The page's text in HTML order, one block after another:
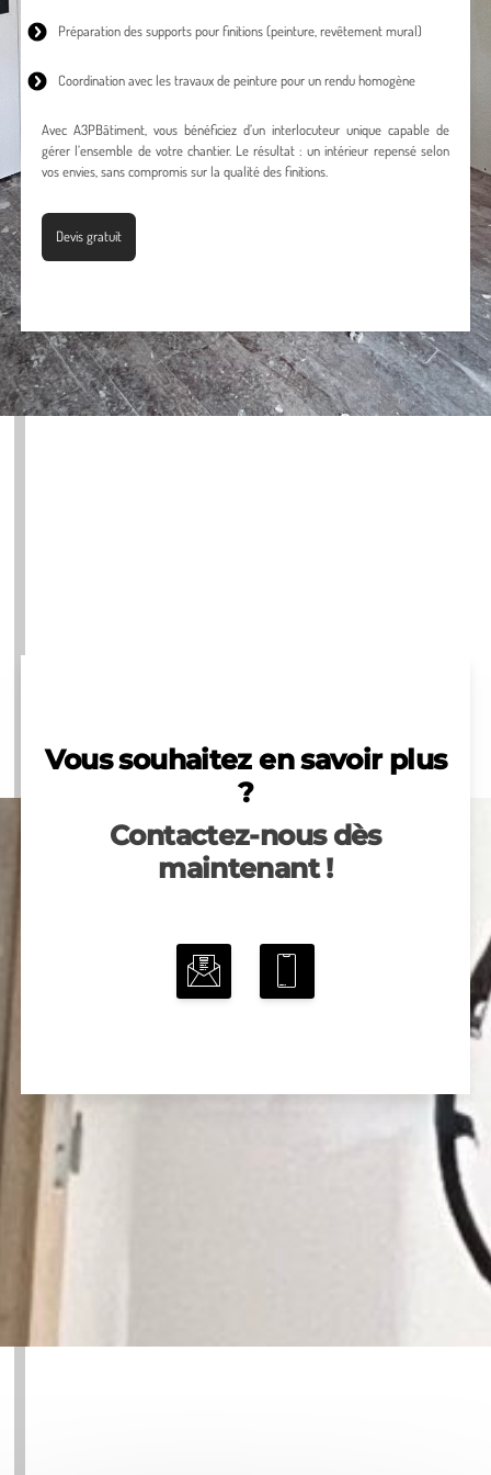
Préparation des supports pour finitions (peinture, revêtement mural)
Coordination avec les travaux de peinture pour un rendu homogène
Avec A3PBâtiment, vous bénéficiez d’un interlocuteur unique capable de
gérer l’ensemble de votre chantier. Le résultat : un intérieur repensé selon
vos envies, sans compromis sur la qualité des finitions.
Devis gratuit
Vous souhaitez en savoir plus
?
Contactez-nous dès
maintenant !